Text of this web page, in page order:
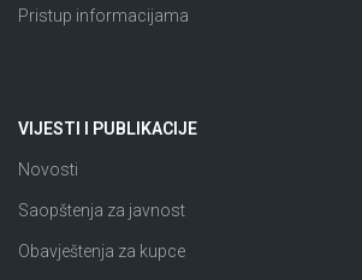
Pristup informacijama
VIJESTI I PUBLIKACIJE
Novosti
Saopštenja za javnost
Obavještenja za kupce